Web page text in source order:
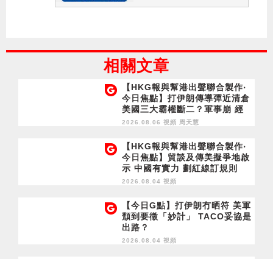
相關文章
【HKG報與幫港出聲聯合製作‧
今日焦點】打伊朗傳導彈近清倉
美國三大霸權斷二？軍事崩 經
濟損
2026.08.06 視頻 周天慧
【HKG報與幫港出聲聯合製作‧
今日焦點】貿談及傳美擬爭地啟
示 中國有實力 劃紅線訂規則
2026.08.04 視頻
【今日G點】打伊朗冇晒符 美軍
頹到要徵「妙計」 TACO妥協是
出路？
2026.08.04 視頻